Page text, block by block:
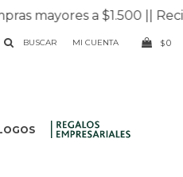
a $1.500 || Recibí tu
$0